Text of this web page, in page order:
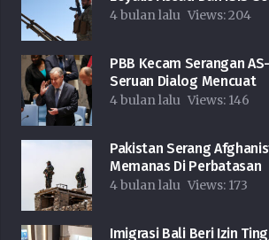
4 bulan lalu Views:204
PBB Kecam Serangan
Seruan Dialog Mencuat
4 bulan lalu Views: 146
Pakistan Serang
Memanas Di Perbatasan
4 bulan lalu Views: 173
Imigrasi Bali Beri Izin